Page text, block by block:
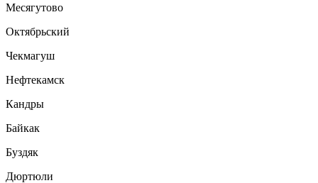
Месягутово
Октябрьский
Чекмагуш
Нефтекамск
Кандры
Байкак
Буздяк
Дюртюли